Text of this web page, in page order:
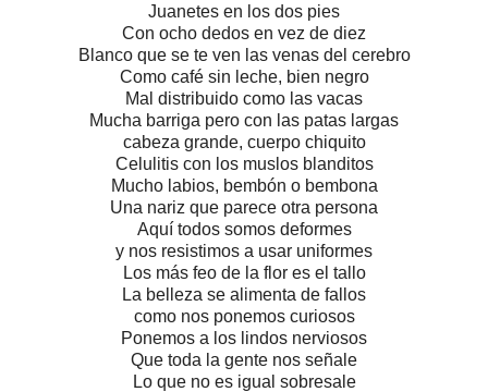
Juanetes en los dos pies
Con ocho dedos en vez de diez
Blanco que se te ven las venas del cerebro
Como café sin leche, bien negro
Mal distribuido como las vacas
Mucha barriga pero con las patas largas
cabeza grande, cuerpo chiquito
Celulitis con los muslos blanditos
Mucho labios, bembón o bembona
Una nariz que parece otra persona
Aquí todos somos deformes
y nos resistimos a usar uniformes
Los más feo de la flor es el tallo
La belleza se alimenta de fallos
como nos ponemos curiosos
Ponemos a los lindos nerviosos
Que toda la gente nos señale
Lo que no es igual sobresale